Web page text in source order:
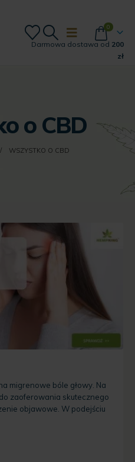
0
Darmowa dostawa od 200
zł
o CBD
WSZYSTKO O CBD
migrenowe bóle głowy. Na
zaoferowania skutecznego
objawowe. W podejściu